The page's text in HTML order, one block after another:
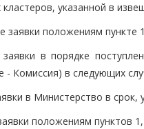
указанной в
заявки положениям пункте
в порядке
- Комиссия) в следующих
в Министерство в
положениям пунктов